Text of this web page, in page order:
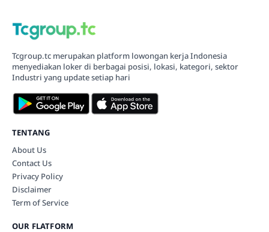
Tcgroup.tc merupakan platform lowongan kerja Indonesia
menyediakan loker di berbagai posisi, lokasi, kategori, sektor
Industri yang update setiap hari
TENTANG
About Us
Contact Us
Privacy Policy
Disclaimer
Term of Service
OUR FLATFORM